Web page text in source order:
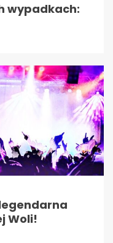
wypadkach:
Woli!